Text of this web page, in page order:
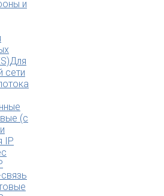
и
Для
сети
(с
IP
с